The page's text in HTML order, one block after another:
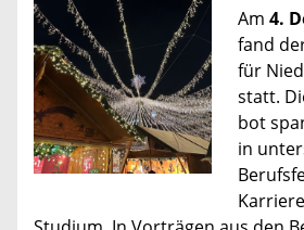
Am 4.
fand
für
statt.
bot
in